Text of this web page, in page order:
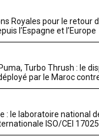
Royales pour le retour
l’Espagne et l’Europe
Turbo Thrush : le
par le Maroc
: le laboratoire national
ISO/CEI 17025